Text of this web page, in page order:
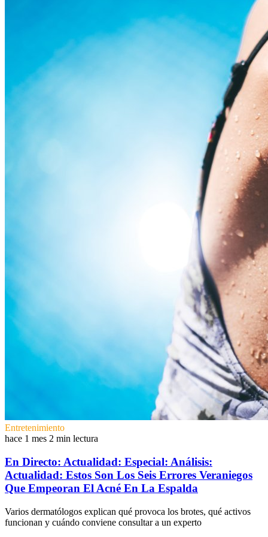
Entretenimiento
hace 1 mes 2 min lectura
En Directo: Actualidad: Especial: Análisis:
Actualidad: Estos Son Los Seis Errores Veraniegos
Que Empeoran El Acné En La Espalda
Varios dermatólogos explican qué provoca los brotes, qué activos
funcionan y cuándo conviene consultar a un experto